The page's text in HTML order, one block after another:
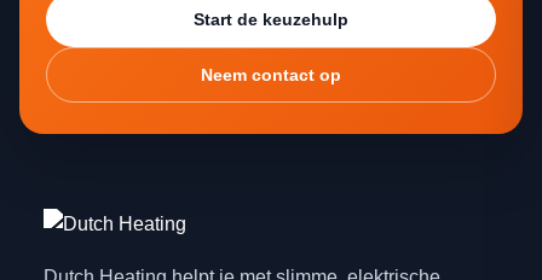
Start de keuzehulp
Neem contact op